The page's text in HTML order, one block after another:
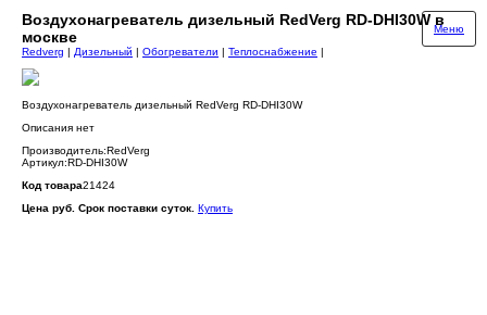
Воздухонагреватель дизельный RedVerg RD-DHI30W в
москве
Меню
Redverg | Дизельный | Обогреватели | Теплоснабжение |
Воздухонагреватель дизельный RedVerg RD-DHI30W
Описания нет
Производитель:RedVerg
Артикул:RD-DHI30W
Код товара21424
Цена руб. Срок поставки суток. Купить